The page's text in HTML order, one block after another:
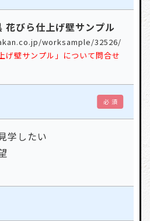
花びら仕上げ壁サンプル
worksample/32526/
げ壁サンプル」について問合せ
必 須
学したい